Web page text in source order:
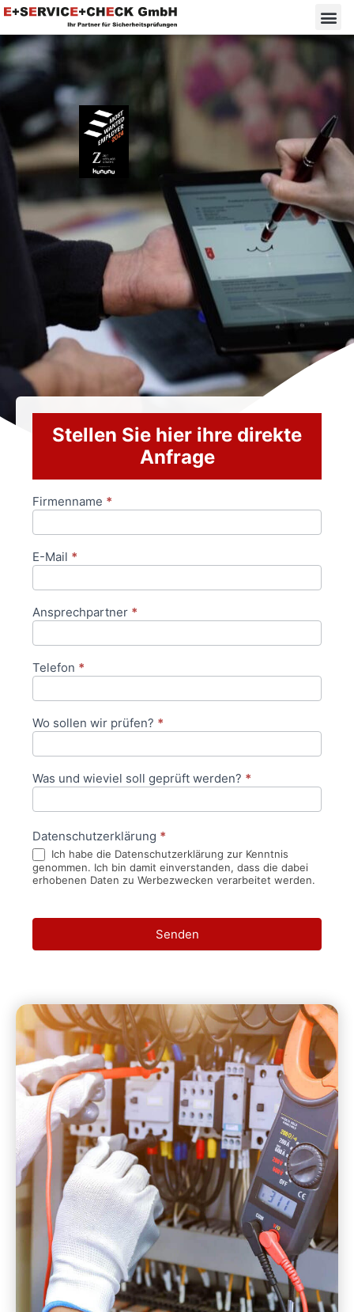
Stellen Sie hier ihre direkte
Anfrage
Anfrageformular
Firmenname *
E-Mail *
Ansprechpartner *
Telefon *
Wo sollen wir prüfen? *
Was und wieviel soll geprüft werden? *
Datenschutzerklärung *
Ich habe die Datenschutzerklärung zur Kenntnis
genommen. Ich bin damit einverstanden, dass die dabei
erhobenen Daten zu Werbezwecken verarbeitet werden.
Senden